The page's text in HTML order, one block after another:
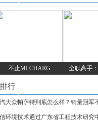
不止MI CHARG 全职高手
行
大众帕萨特到底怎么样？销量冠军
环境技术通过广东省工程技术研究